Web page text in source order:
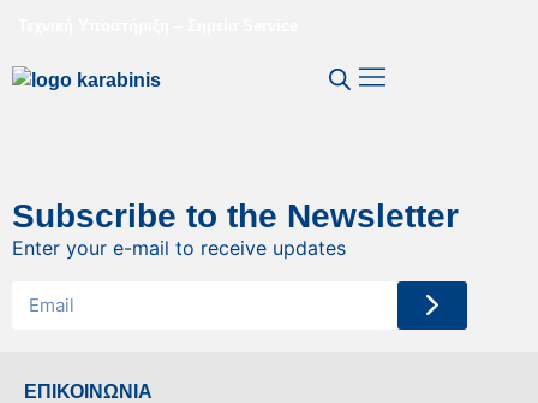
Subscribe to the Newsletter
Enter your e-mail to receive updates
ΕΠΙΚΟΙΝΩΝΙΑ